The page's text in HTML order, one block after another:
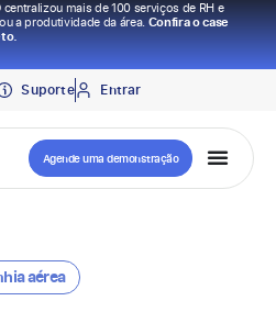
centralizou mais de 100 serviços de RH e
a produtividade da área.Confira o case
Suporte Entrar
Agende uma demonstração
aérea